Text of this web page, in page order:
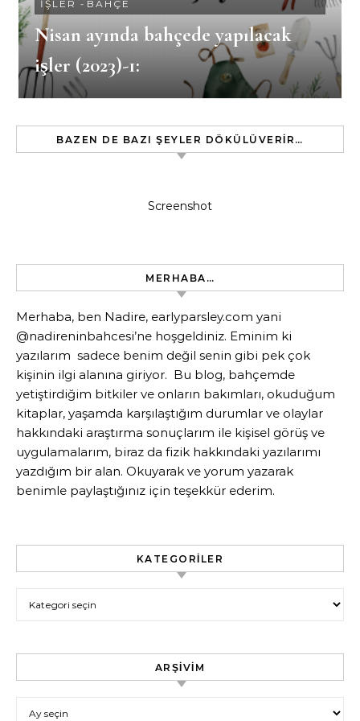
İŞLER - BAHÇE
Nisan ayında bahçede yapılacak
işler (2023)-1:
BAZEN DE BAZI ŞEYLER DÖKÜLÜVERIR…
Screenshot
MERHABA…
Merhaba, ben Nadire, earlyparsley.com yani
@nadireninbahcesi’ne hoşgeldiniz. Eminim ki
yazılarım sadece benim değil senin gibi pek çok
kişinin ilgi alanına giriyor. Bu blog, bahçemde
yetiştirdiğim bitkiler ve onların bakımları, okuduğum
kitaplar, yaşamda karşılaştığım durumlar ve olaylar
hakkındaki araştırma sonuçlarım ile kişisel görüş ve
uygulamalarım, biraz da fizik hakkındaki yazılarımı
yazdığım bir alan. Okuyarak ve yorum yazarak
benimle paylaştığınız için teşekkür ederim.
KATEGORILER
ARŞIVIM